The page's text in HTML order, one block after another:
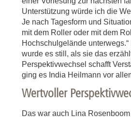
Unterstützung würde ich die
Je nach Tagesform und
mit dem Roller oder mit dem
Hochschulgelände unterwegs.“
wurde es still, als sie das
Perspektivwechsel schafft
ging es India Heilmann vor
Wertvoller
Das war auch Lina